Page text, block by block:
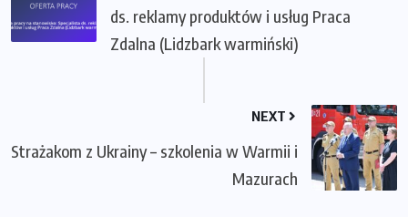
ds. reklamy produktów i usług Praca
Zdalna (Lidzbark warmiński)
NEXT
Strażakom z Ukrainy – szkolenia w Warmii i
Mazurach